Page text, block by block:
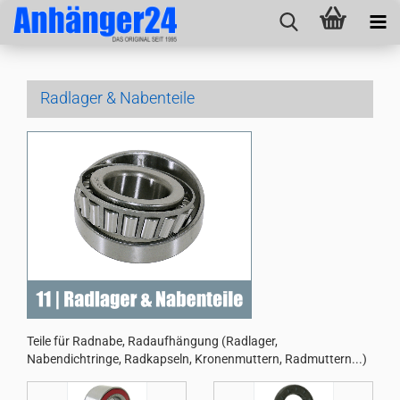
Radlager & Nabenteile
Teile für Radnabe, Radaufhängung (Radlager,
Nabendichtringe, Radkapseln, Kronenmuttern, Radmuttern...)